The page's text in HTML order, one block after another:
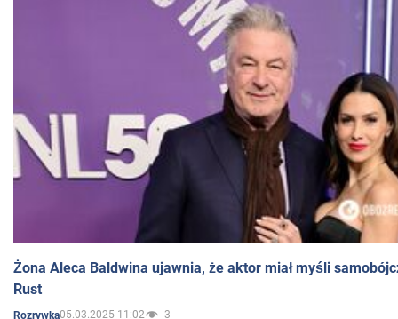
Żona Aleca Baldwina ujawnia, że aktor miał myśli
Rust
Rozrywka05.03.2025 11:02 3